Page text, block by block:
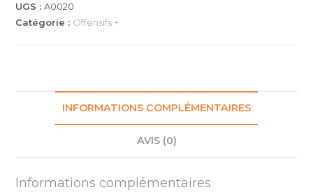
UGS :A0020
Catégorie : Offensifs +
INFORMATIONS COMPLÉMENTAIRES
AVIS (0)
Informations complémentaires